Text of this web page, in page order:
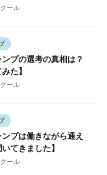
ール
プの選考の真相は？
た】
ール
プは働きながら通え
てきました】
ール